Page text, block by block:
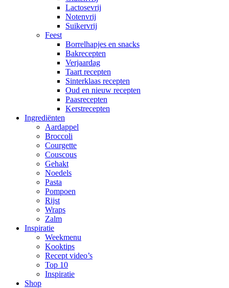
Lactosevrij
Notenvrij
Suikervrij
Feest
Borrelhapjes en snacks
Bakrecepten
Verjaardag
Taart recepten
Sinterklaas recepten
Oud en nieuw recepten
Paasrecepten
Kerstrecepten
Ingrediënten
Aardappel
Broccoli
Courgette
Couscous
Gehakt
Noedels
Pasta
Pompoen
Rijst
Wraps
Zalm
Inspiratie
Weekmenu
Kooktips
Recept video’s
Top 10
Inspiratie
Shop